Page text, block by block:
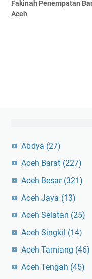
Fakinah Penempatan
Aceh
Abdya (27)
Aceh Barat (227)
Aceh Besar (321)
Aceh Jaya (13)
Aceh Selatan (25)
Aceh Singkil (14)
Aceh Tamiang (46)
Aceh Tengah (45)